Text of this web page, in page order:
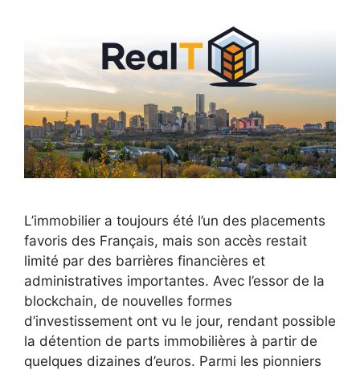
L’immobilier a toujours été l’un des placements
favoris des Français, mais son accès restait
limité par des barrières financières et
administratives importantes. Avec l’essor de la
blockchain, de nouvelles formes
d’investissement ont vu le jour, rendant possible
la détention de parts immobilières à partir de
quelques dizaines d’euros. Parmi les pionniers